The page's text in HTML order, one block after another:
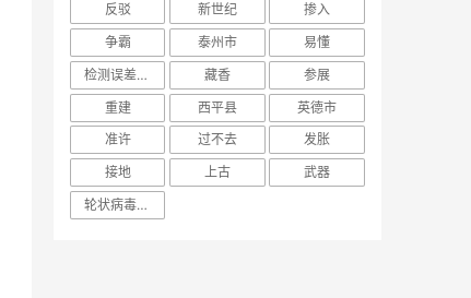
反驳
新世纪
掺入
争霸
泰州市
易懂
检测误差控制
藏香
参展
重建
西平县
英德市
准许
过不去
发胀
接地
上古
武器
轮状病毒腹泻